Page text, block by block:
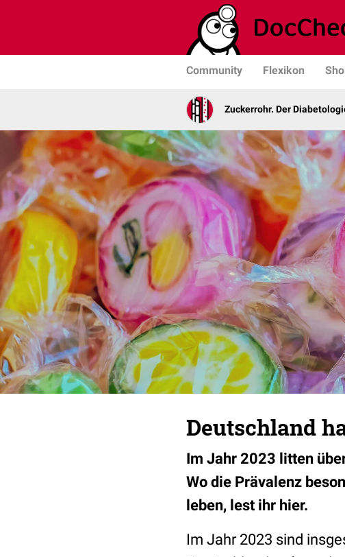
Community Flexikon
Zuckerrohr. Der
Deutschland
Im Jahr 2023 litten
Wo die Prävalenz
leben, lest ihr hier.
Im Jahr 2023 sind